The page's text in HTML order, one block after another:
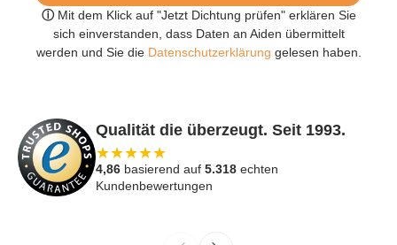
ⓘ Mit dem Klick auf "Jetzt Dichtung prüfen" erklären Sie
sich einverstanden, dass Daten an Aiden übermittelt
werden und Sie dieDatenschutzerklärung gelesen haben.
Qualität die überzeugt. Seit 1993.
★★★★★
4,86 basierend auf 5.318 echten
Kundenbewertungen